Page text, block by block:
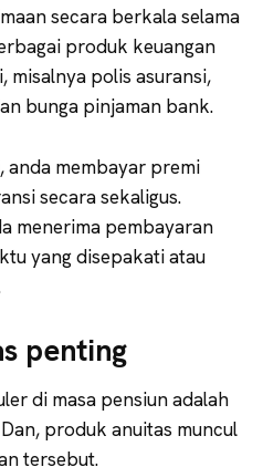
secara berkala selama
produk keuangan
misalnya polis asuransi,
bunga pinjaman bank.
anda membayar premi
secara sekaligus.
menerima pembayaran
yang disepakati atau
penting
di masa pensiun adalah
produk anuitas muncul
tersebut.